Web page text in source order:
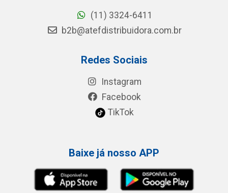
(11) 3324-6411
b2b@atefdistribuidora.com.br
Redes Sociais
Instagram
Facebook
TikTok
Baixe já nosso APP